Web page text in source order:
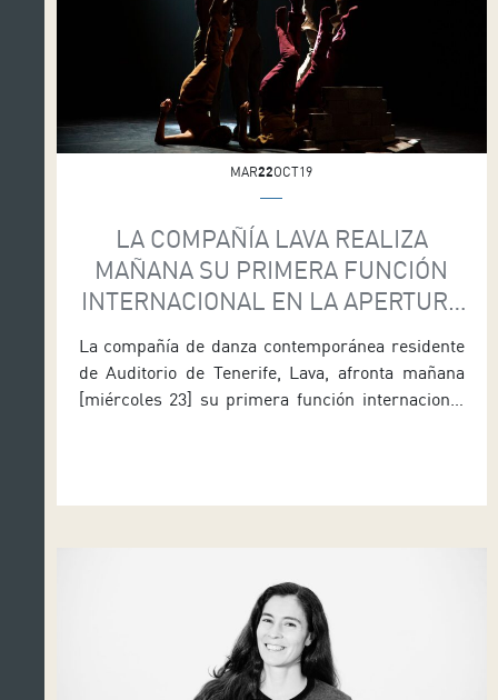
MAR22OCT19
LA COMPAÑÍA LAVA REALIZA
MAÑANA SU PRIMERA FUNCIÓN
INTERNACIONAL EN LA APERTURA
DEL FESTIVAL BAILA ESPAÑA EN
BREMEN
La compañía de danza contemporánea residente
de Auditorio de Tenerife, Lava, afronta mañana
[miércoles 23] su primera función internacional
la apertura del festival Baila España 2019, que